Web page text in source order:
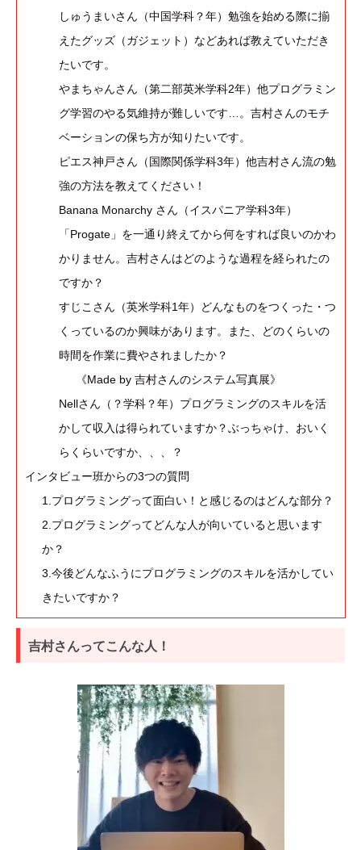
しゅうまいさん（中国学科？年）勉強を始める際に揃
えたグッズ（ガジェット）などあれば教えていただき
たいです。
やまちゃんさん（第二部英米学科2年）他プログラミン
グ学習のやる気維持が難しいです…。吉村さんのモチ
ベーションの保ち方が知りたいです。
ピエス神戸さん（国際関係学科3年）他吉村さん流の勉
強の方法を教えてください！
Banana Monarchy さん（イスパニア学科3年）
「Progate」を一通り終えてから何をすれば良いのかわ
かりません。吉村さんはどのような過程を経られたの
ですか？
すじこさん（英米学科1年）どんなものをつくった・つ
くっているのか興味があります。また、どのくらいの
時間を作業に費やされましたか？
《Made by 吉村さんのシステム写真展》
Nellさん（？学科？年）プログラミングのスキルを活
かして収入は得られていますか？ぶっちゃけ、おいく
らくらいですか、、、？
インタビュー班からの3つの質問
1.プログラミングって面白い！と感じるのはどんな部分？
2.プログラミングってどんな人が向いていると思います
か？
3.今後どんなふうにプログラミングのスキルを活かしてい
きたいですか？
吉村さんってこんな人！